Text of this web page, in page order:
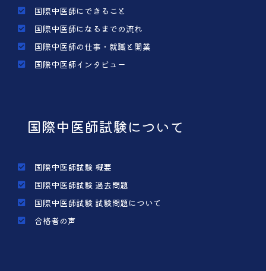
国際中医師にできること
国際中医師になるまでの流れ
国際中医師の仕事・就職と開業
国際中医師インタビュー
国際中医師試験について
国際中医師試験 概要
国際中医師試験 過去問題
国際中医師試験 試験問題について
合格者の声